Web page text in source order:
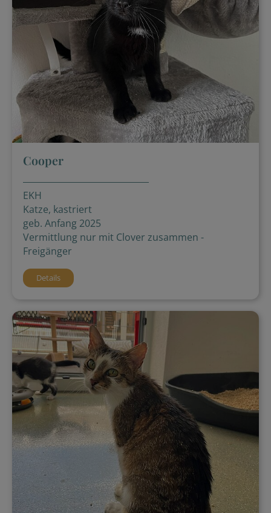
Cooper
EKH
Katze, kastriert
geb. Anfang 2025
Vermittlung nur mit Clover zusammen -
Freigänger
Details